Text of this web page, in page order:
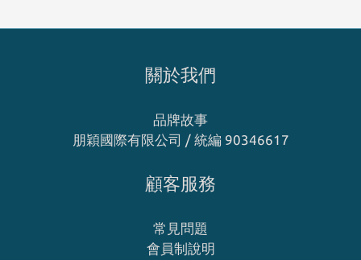
關於我們
品牌故事
朋穎國際有限公司 / 統編 90346617
顧客服務
常見問題
會員制說明